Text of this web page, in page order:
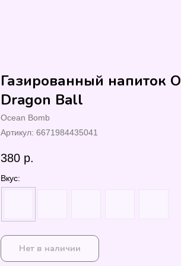
Газированный напиток
Dragon Ball
Ocean Bomb
Артикул: 6671984435041
380 р.
Вкус:
Нет в наличии